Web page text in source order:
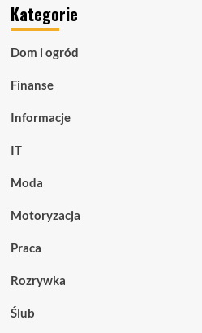
Kategorie
Dom i ogród
Finanse
Informacje
IT
Moda
Motoryzacja
Praca
Rozrywka
Ślub